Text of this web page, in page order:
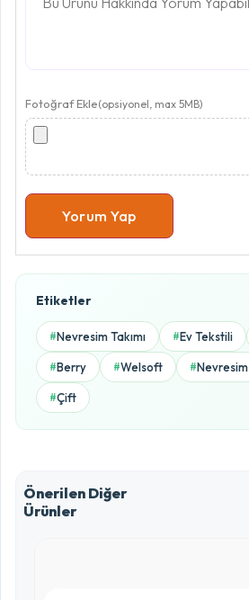
Fotoğraf Ekle(opsiyonel, max 5MB)
Yorum Yap
5.0 / 5
5 Yıldız
0%
4 Yıldız
3 Yıldız
0%
Etiketler
#Nevresim Takımı #Ev Tekstili
#Berry #Welsoft #Nevresim
#Çift
Önerilen Diğer
Ürünler